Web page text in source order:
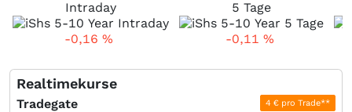
Intraday
-0,16 %
5 Tage
-0,11 %
Realtimekurse
Tradegate 4 € pro Trade**